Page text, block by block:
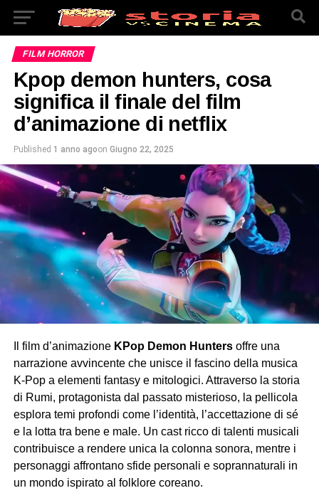
FILM HORROR
Kpop demon hunters, cosa
significa il finale del film
d’animazione di netflix
Published 1 anno agoon Giugno 22, 2025
Il film d’animazione KPop Demon Huntersoffre una
narrazione avvincente che unisce il fascino della musica
K-Pop a elementi fantasy e mitologici. Attraverso la storia
di Rumi, protagonista dal passato misterioso, la pellicola
esplora temi profondi come l’identità, l’accettazione di sé
e la lotta tra bene e male. Un cast ricco di talenti musicali
contribuisce a rendere unica la colonna sonora, mentre i
personaggi affrontano sfide personali e soprannaturali in
un mondo ispirato al folklore coreano.